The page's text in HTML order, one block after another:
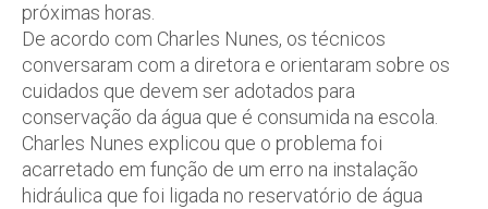
próximas horas.
De acordo com Charles Nunes, os técnicos
conversaram com a diretora e orientaram sobre os
cuidados que devem ser adotados para
conservação da água que é consumida na escola.
Charles Nunes explicou que o problema foi
acarretado em função de um erro na instalação
hidráulica que foi ligada no reservatório de água